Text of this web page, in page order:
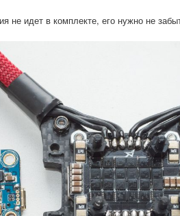
не идет в комплекте, его нужно не